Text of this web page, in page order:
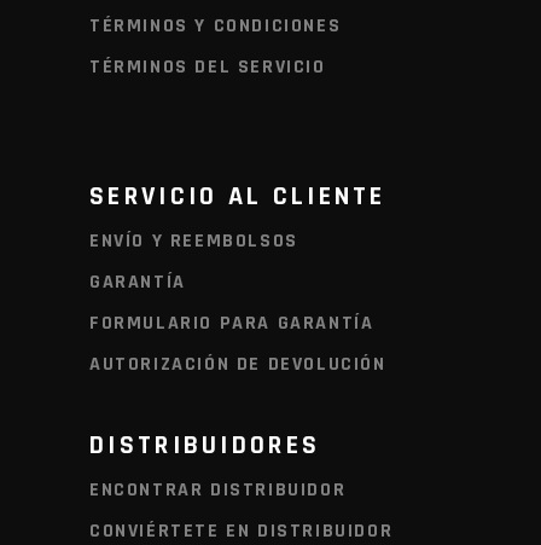
TÉRMINOS Y CONDICIONES
TÉRMINOS DEL SERVICIO
SERVICIO AL CLIENTE
ENVÍO Y REEMBOLSOS
GARANTÍA
FORMULARIO PARA GARANTÍA
AUTORIZACIÓN DE DEVOLUCIÓN
DISTRIBUIDORES
ENCONTRAR DISTRIBUIDOR
CONVIÉRTETE EN DISTRIBUIDOR